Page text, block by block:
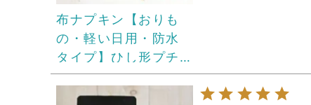
布ナプキン【おりも
の・軽い日用・防水
タイプ】ひし形プチ
プラス